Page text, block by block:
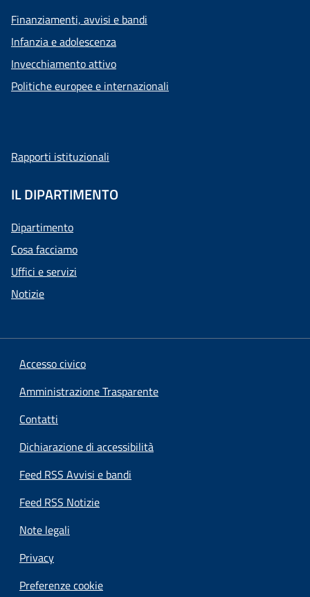
Finanziamenti, avvisi e bandi
Infanzia e adolescenza
Invecchiamento attivo
Politiche europee e internazionali
Rapporti istituzionali
IL DIPARTIMENTO
Dipartimento
Cosa facciamo
Uffici e servizi
Notizie
Accesso civico
Amministrazione Trasparente
Contatti
Dichiarazione di accessibilità
Feed RSS Avvisi e bandi
Feed RSS Notizie
Note legali
Privacy
Preferenze cookie